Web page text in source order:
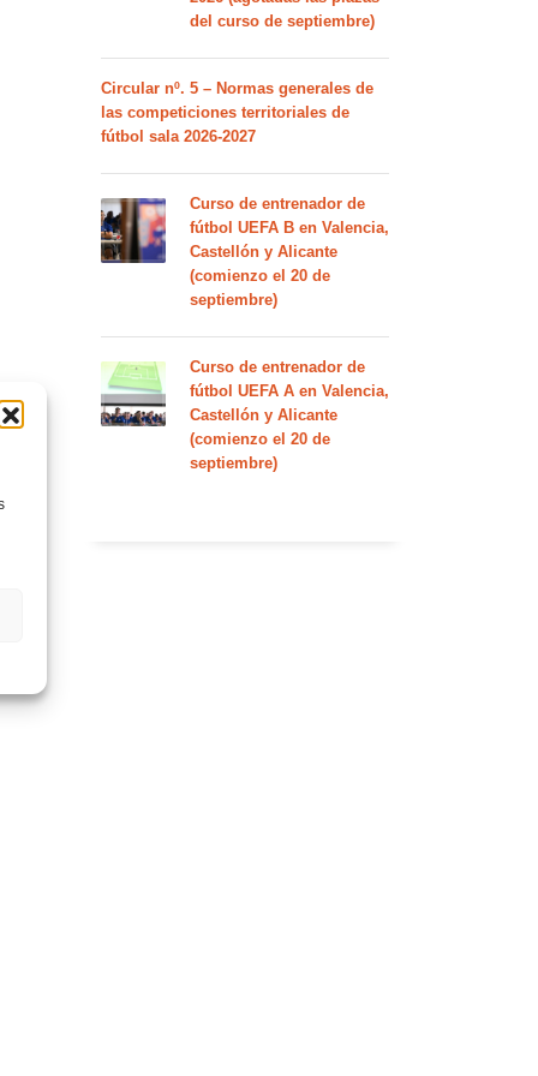
del curso de septiembre)
Circular nº. 5 – Normas generales de
las competiciones territoriales de
fútbol sala 2026-2027
Curso de entrenador de
fútbol UEFA B en Valencia,
Castellón y Alicante
(comienzo el 20 de
septiembre)
Curso de entrenador de
fútbol UEFA A en Valencia,
Castellón y Alicante
(comienzo el 20 de
septiembre)